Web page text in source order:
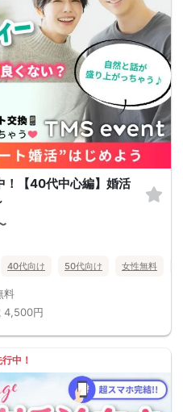
！【40代中心編】婚活
40代向け 50代向け 女性無料
料
4,500円
中！